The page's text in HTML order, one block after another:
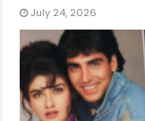
July 24, 2026